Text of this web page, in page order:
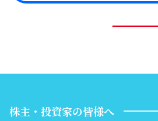
株主・投資家の皆様へ